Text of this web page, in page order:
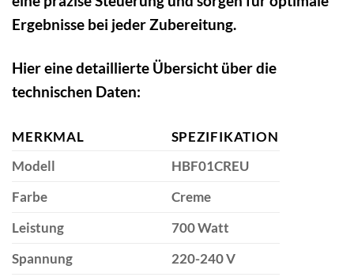
Ergebnisse bei jeder Zubereitung.
Hier eine detaillierte Übersicht über die
technischen Daten:
MERKMAL
SPEZIFIKATION
Modell
HBF01CREU
Farbe
Creme
Leistung
700 Watt
Spannung
220-240 V